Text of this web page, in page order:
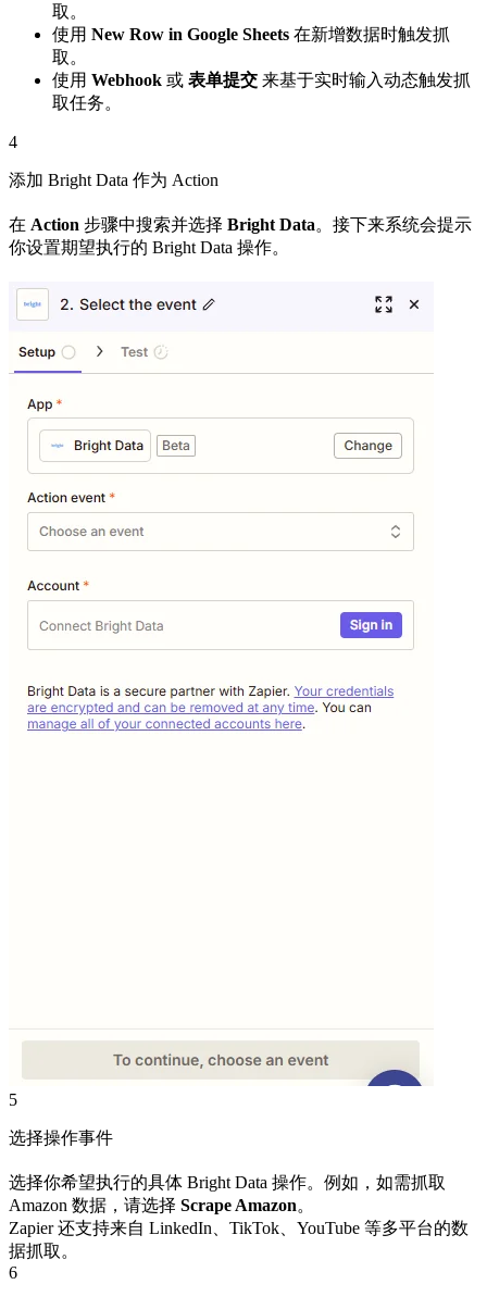
取。
使用 New Row in Google Sheets 在新增数据时触发抓
取。
使用 Webhook 或 表单提交 来基于实时输入动态触发抓
取任务。
4
添加 Bright Data 作为 Action
在 Action 步骤中搜索并选择 Bright Data。接下来系统会提示
你设置期望执行的 Bright Data 操作。
5
选择操作事件
选择你希望执行的具体 Bright Data 操作。例如，如需抓取
Amazon 数据，请选择 Scrape Amazon。
Zapier 还支持来自 LinkedIn、TikTok、YouTube 等多平台的数
据抓取。
6